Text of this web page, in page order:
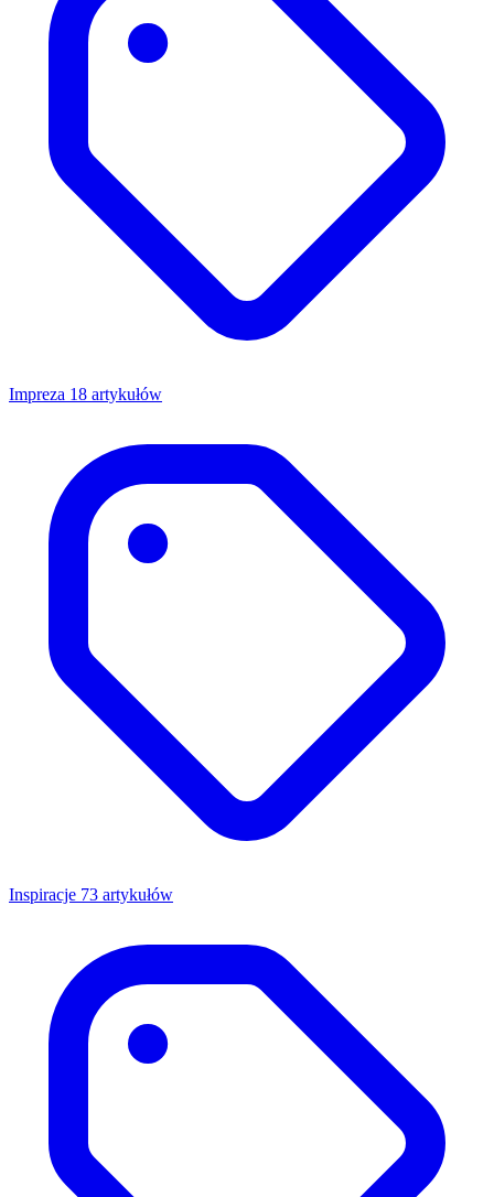
Impreza 18 artykułów
Inspiracje 73 artykułów